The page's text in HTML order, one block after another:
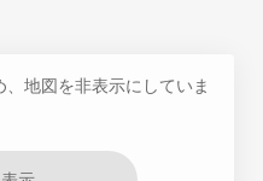
地図を非表示にしていま